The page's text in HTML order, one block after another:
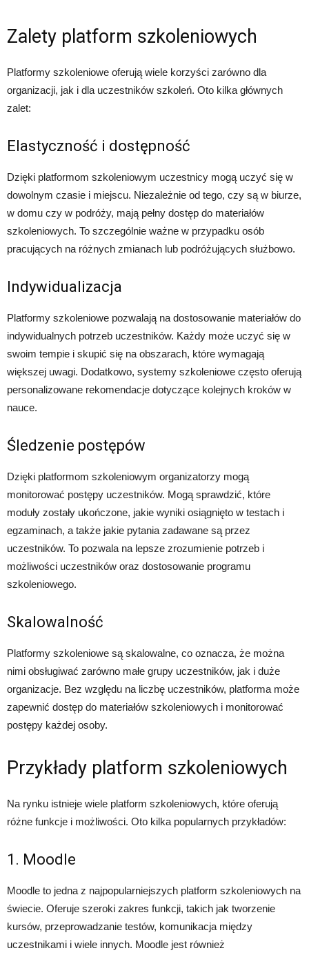
Zalety platform szkoleniowych
Platformy szkoleniowe oferują wiele korzyści zarówno dla
organizacji, jak i dla uczestników szkoleń. Oto kilka głównych
zalet:
Elastyczność i dostępność
Dzięki platformom szkoleniowym uczestnicy mogą uczyć się w
dowolnym czasie i miejscu. Niezależnie od tego, czy są w biurze,
w domu czy w podróży, mają pełny dostęp do materiałów
szkoleniowych. To szczególnie ważne w przypadku osób
pracujących na różnych zmianach lub podróżujących służbowo.
Indywidualizacja
Platformy szkoleniowe pozwalają na dostosowanie materiałów do
indywidualnych potrzeb uczestników. Każdy może uczyć się w
swoim tempie i skupić się na obszarach, które wymagają
większej uwagi. Dodatkowo, systemy szkoleniowe często oferują
personalizowane rekomendacje dotyczące kolejnych kroków w
nauce.
Śledzenie postępów
Dzięki platformom szkoleniowym organizatorzy mogą
monitorować postępy uczestników. Mogą sprawdzić, które
moduły zostały ukończone, jakie wyniki osiągnięto w testach i
egzaminach, a także jakie pytania zadawane są przez
uczestników. To pozwala na lepsze zrozumienie potrzeb i
możliwości uczestników oraz dostosowanie programu
szkoleniowego.
Skalowalność
Platformy szkoleniowe są skalowalne, co oznacza, że można
nimi obsługiwać zarówno małe grupy uczestników, jak i duże
organizacje. Bez względu na liczbę uczestników, platforma może
zapewnić dostęp do materiałów szkoleniowych i monitorować
postępy każdej osoby.
Przykłady platform szkoleniowych
Na rynku istnieje wiele platform szkoleniowych, które oferują
różne funkcje i możliwości. Oto kilka popularnych przykładów:
1. Moodle
Moodle to jedna z najpopularniejszych platform szkoleniowych na
świecie. Oferuje szeroki zakres funkcji, takich jak tworzenie
kursów, przeprowadzanie testów, komunikacja między
uczestnikami i wiele innych. Moodle jest również